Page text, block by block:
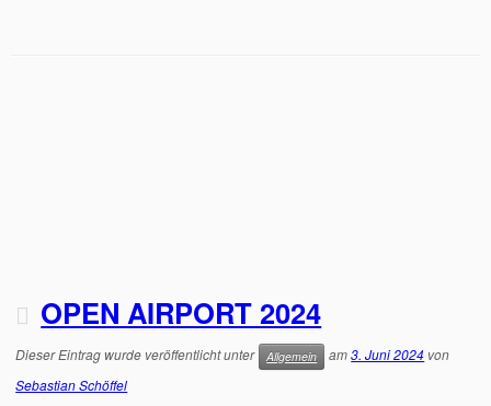
OPEN AIRPORT 2024
Dieser Eintrag wurde veröffentlicht unter Allgemein am3. Juni 2024 von
Sebastian Schöffel